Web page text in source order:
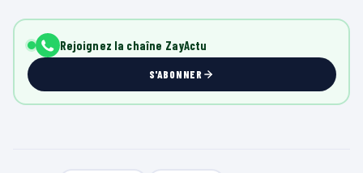
Rejoignez la chaîne ZayActu
S'ABONNER